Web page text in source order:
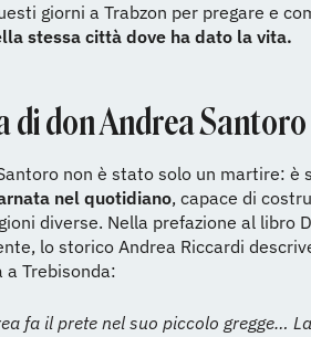
giorni a Trabzon per pregare e
stessa città dove ha dato la vita.
di don Andrea Santoro
non è stato solo un martire: è
nel quotidiano, capace di
diverse. Nella prefazione al libro
lo storico Andrea Riccardi
a Trebisonda:
fa il prete nel suo piccolo gregge…